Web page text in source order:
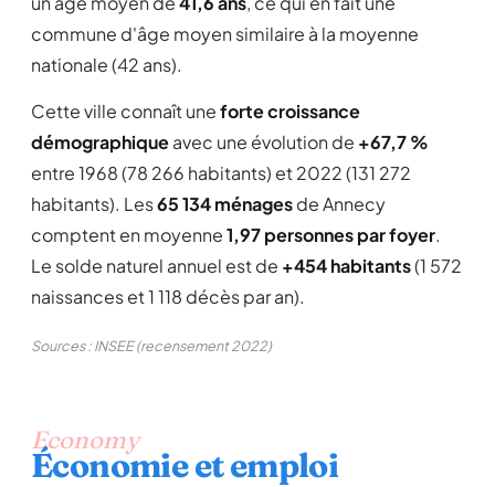
commune d'âge moyen similaire à la moyenne
nationale (42 ans).
Cette ville connaît uneforte croissance
démographiqueavec une évolution de +67,7 %
entre 1968 (78 266 habitants) et 2022 (131 272
habitants). Les65 134 ménagesde Annecy
comptent en moyenne1,97 personnes par foyer.
Le solde naturel annuel est de +454 habitants(1 572
naissances et 1 118 décès par an).
Sources : INSEE (recensement 2022)
Economy
Économie et emploi